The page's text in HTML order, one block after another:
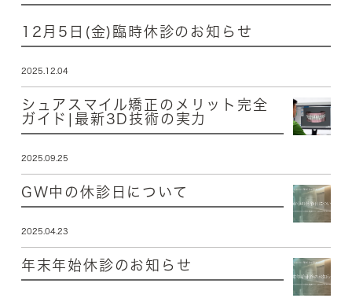
12月5日(金)臨時休診のお知らせ
2025.12.04
シュアスマイル矯正のメリット完全
ガイド|最新3D技術の実力
2025.09.25
GW中の休診日について
2025.04.23
年末年始休診のお知らせ